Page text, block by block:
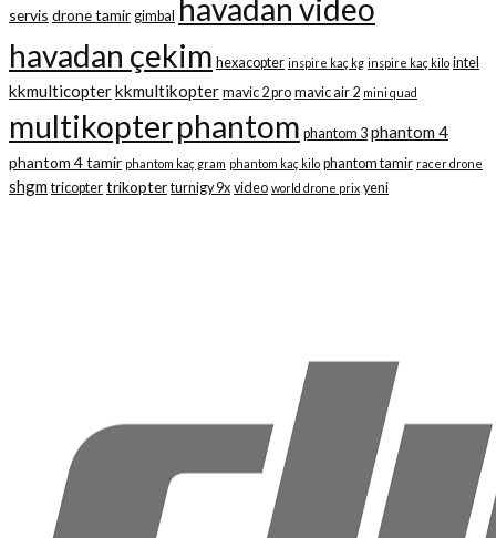
servis drone tamir gimbal
havadan video
havadan çekim hexacopter inspire kaç kg inspire kaç kilo intel
kkmulticopterkkmultikopter mavic 2 pro mavic air 2 mini quad
multikopterphantom phantom 3 phantom 4
phantom 4 tamir phantom kaç gram phantom kaç kilo phantom tamir racer drone
shgm tricopter trikopter turnigy 9x video world drone prix yeni